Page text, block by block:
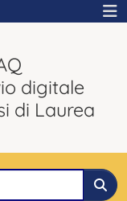
digitale
di Laurea